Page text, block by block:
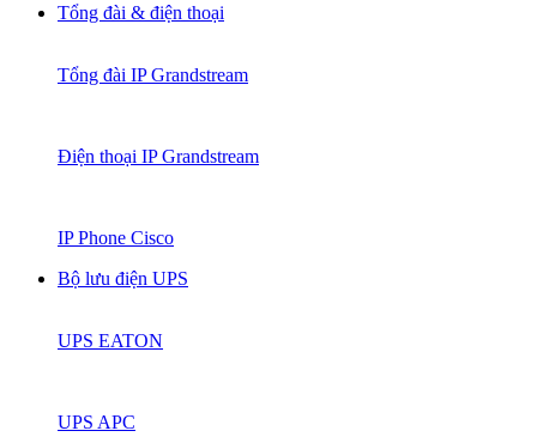
Tổng đài & điện thoại
Tổng đài IP Grandstream
Điện thoại IP Grandstream
IP Phone Cisco
Bộ lưu điện UPS
UPS EATON
UPS APC